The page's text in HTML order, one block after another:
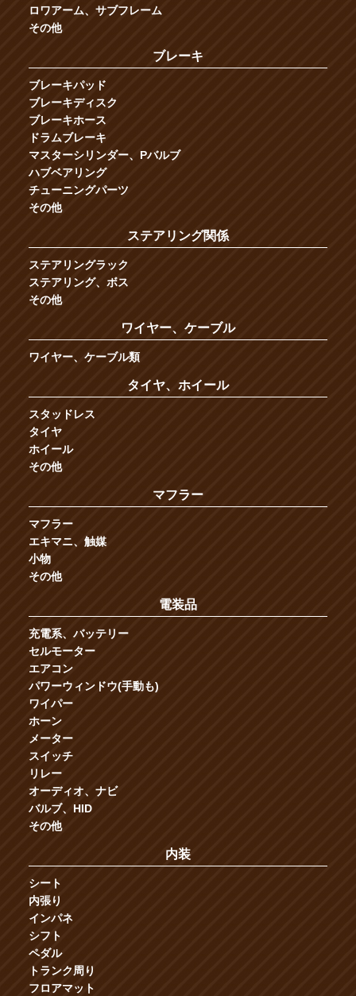
ロワアーム、サブフレーム
その他
ブレーキ
ブレーキパッド
ブレーキディスク
ブレーキホース
ドラムブレーキ
マスターシリンダー、Pバルブ
ハブベアリング
チューニングパーツ
その他
ステアリング関係
ステアリングラック
ステアリング、ボス
その他
ワイヤー、ケーブル
ワイヤー、ケーブル類
タイヤ、ホイール
スタッドレス
タイヤ
ホイール
その他
マフラー
マフラー
エキマニ、触媒
小物
その他
電装品
充電系、バッテリー
セルモーター
エアコン
パワーウィンドウ(手動も)
ワイパー
ホーン
メーター
スイッチ
リレー
オーディオ、ナビ
バルブ、HID
その他
内装
シート
内張り
インパネ
シフト
ペダル
トランク周り
フロアマット